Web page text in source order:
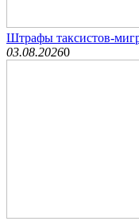
Штрафы таксистов-
03.08.20260